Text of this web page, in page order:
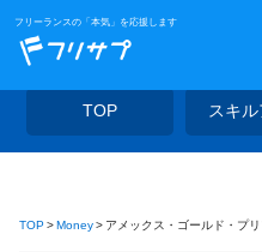
フリーランスの「本気」を応援します
TOP スキ
TOP Money アメックス・ゴールド・プリファー